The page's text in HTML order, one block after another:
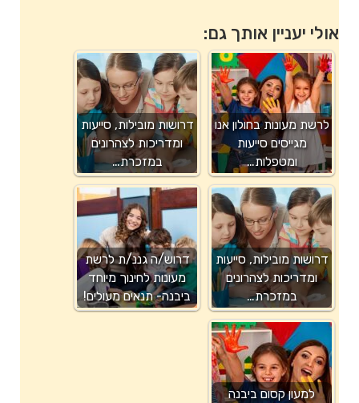
אולי יעניין אותך גם:
לרשת מעונות בחולון אנו
מגייסים סייעות
ומטפלות…
דרושות מובילות, סייעות
ומדריכות לצהרונים
במזכרת…
דרושות מובילות, סייעות
ומדריכות לצהרונים
במזכרת…
דרוש/ה גננ/ת לרשת
מעונות לחינוך מיוחד
ביבנה- תנאים מעולים!
למעון קסום ביבנה